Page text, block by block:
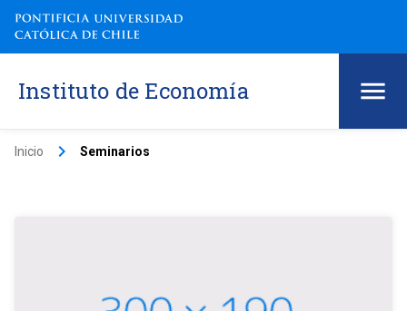
Instituto de Economía
Inicio keyboard_arrow_right Seminarios